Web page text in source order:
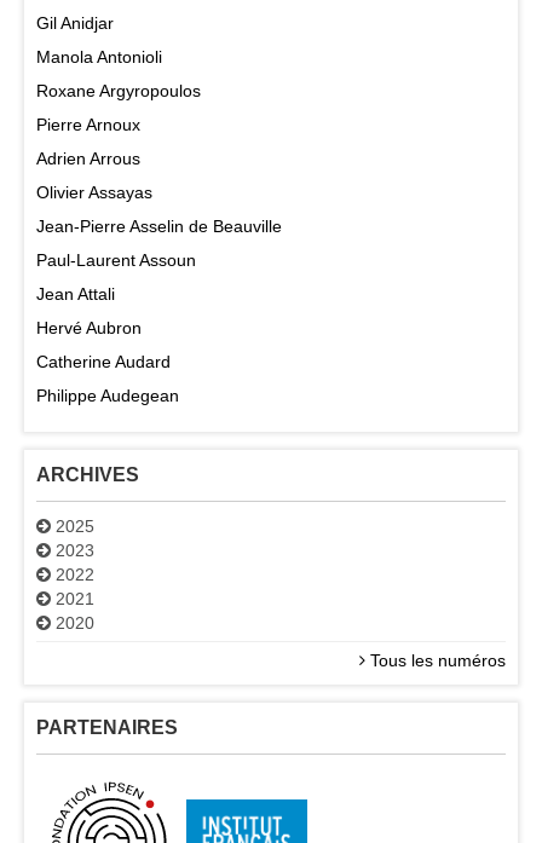
Gil Anidjar
Manola Antonioli
Roxane Argyropoulos
Pierre Arnoux
Adrien Arrous
Olivier Assayas
Jean-Pierre Asselin de Beauville
Paul-Laurent Assoun
Jean Attali
Hervé Aubron
Catherine Audard
Philippe Audegean
ARCHIVES
2025
2023
2022
2021
2020
Tous les numéros
PARTENAIRES